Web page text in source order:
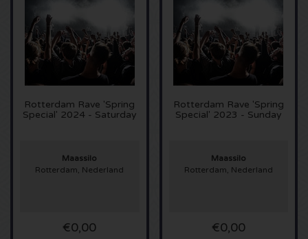
Sting kaartjes
Olivia Rodrigo kaartjes
Sam Fender kaartjes
My Chemical Romance kaartjes
Rotterdam Rave 'Spring
Special' 2024 - Saturday
Maassilo
Rotterdam, Nederland
€0,00
Rotterdam Rave 'Spring
Special' 2023 - Sunday
Maassilo
Rotterdam, Nederland
€0,00